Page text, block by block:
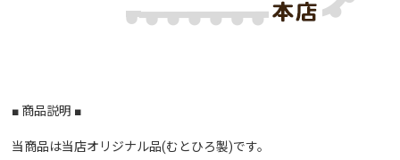
■ 商品説明 ■
当商品は当店オリジナル品(むとひろ製)です。